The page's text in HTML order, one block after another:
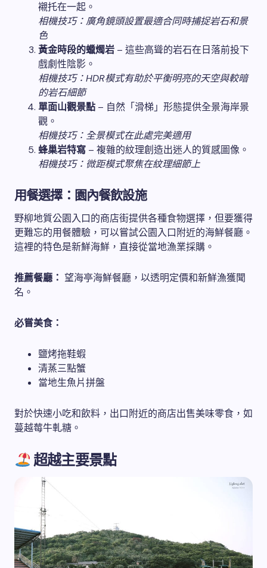
襯托在一起。
相機技巧：廣角鏡頭設置最適合同時捕捉岩石和景
色
黃金時段的蠟燭岩 – 這些高聳的岩石在日落前投下
戲劇性陰影。
相機技巧：HDR模式有助於平衡明亮的天空與較暗
的岩石細節
單面山觀景點 – 自然「滑梯」形態提供全景海岸景
觀。
相機技巧：全景模式在此處完美適用
蜂巢岩特寫 – 複雜的紋理創造出迷人的質感圖像。
相機技巧：微距模式聚焦在紋理細節上
用餐選擇：園內餐飲設施
野柳地質公園入口的商店街提供各種食物選擇，但要獲得
更難忘的用餐體驗，可以嘗試公園入口附近的海鮮餐廳。
這裡的特色是新鮮海鮮，直接從當地漁業採購。
推薦餐廳： 望海亭海鮮餐廳，以透明定價和新鮮漁獲聞
名。
必嘗美食：
鹽烤拖鞋蝦
清蒸三點蟹
當地生魚片拼盤
對於快速小吃和飲料，出口附近的商店出售美味零食，如
蔓越莓牛軋糖。
超越主要景點